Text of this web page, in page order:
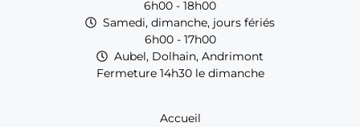
6h00 - 18h00
Samedi, dimanche, jours fériés
6h00 - 17h00
Aubel, Dolhain, Andrimont
Fermeture 14h30 le dimanche
Accueil